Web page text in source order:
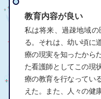
教育内容が良い
私は将来、過疎地域
る。それは、幼い頃に
療の現実を知ったから
た看護師としてこの現
療の教育を行なってい
えた。また、人々の健